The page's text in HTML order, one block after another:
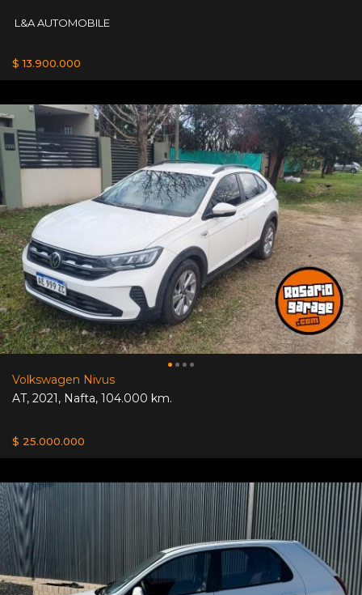
L&A AUTOMOBILE
$ 13.900.000
Volkswagen Nivus
AT, 2021, Nafta, 104.000 km.
$ 25.000.000